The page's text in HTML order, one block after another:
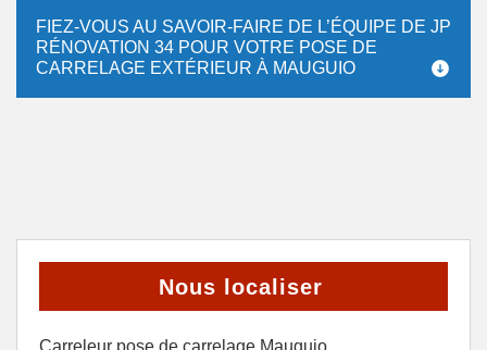
FIEZ-VOUS AU SAVOIR-FAIRE DE L’ÉQUIPE DE JP
RÉNOVATION 34 POUR VOTRE POSE DE
CARRELAGE EXTÉRIEUR À MAUGUIO
Nous localiser
Carreleur pose de carrelage Mauguio